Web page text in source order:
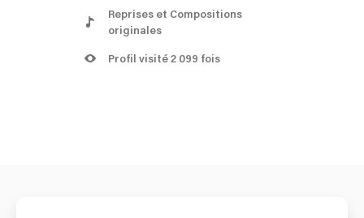
Reprises et Compositions
originales
Profil visité 2 099 fois